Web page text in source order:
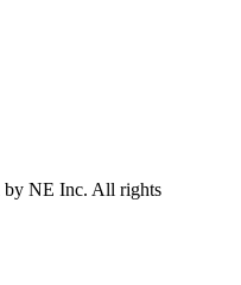
by NE Inc. All rights